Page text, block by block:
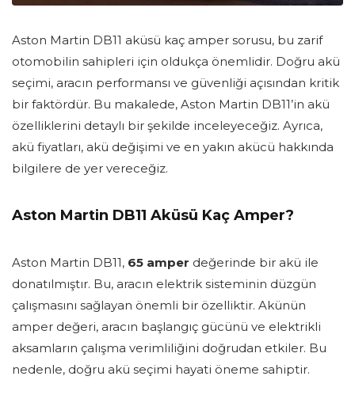
Aston Martin DB11 aküsü kaç amper sorusu, bu zarif
otomobilin sahipleri için oldukça önemlidir. Doğru akü
seçimi, aracın performansı ve güvenliği açısından kritik
bir faktördür. Bu makalede, Aston Martin DB11’in akü
özelliklerini detaylı bir şekilde inceleyeceğiz. Ayrıca,
akü fiyatları, akü değişimi ve en yakın akücü hakkında
bilgilere de yer vereceğiz.
Aston Martin DB11 Aküsü Kaç Amper?
Aston Martin DB11, 65 amper değerinde bir akü ile
donatılmıştır. Bu, aracın elektrik sisteminin düzgün
çalışmasını sağlayan önemli bir özelliktir. Akünün
amper değeri, aracın başlangıç gücünü ve elektrikli
aksamların çalışma verimliliğini doğrudan etkiler. Bu
nedenle, doğru akü seçimi hayati öneme sahiptir.